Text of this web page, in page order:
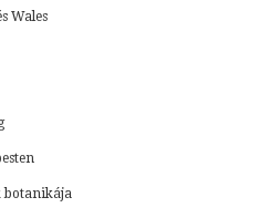
Wales
botanikája